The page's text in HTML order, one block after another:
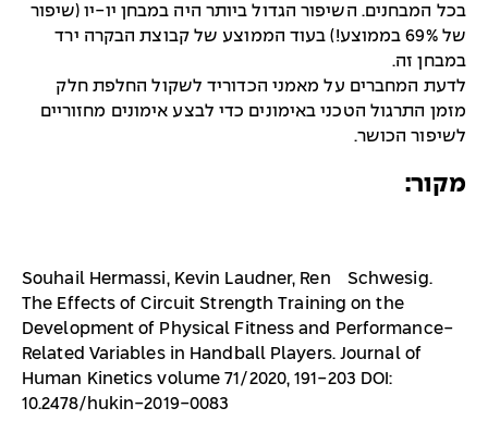
בכל המבחנים. השיפור הגדול ביותר היה במבחן יו-יו (שיפור
של 69% בממוצע!) בעוד הממוצע של קבוצת הבקרה ירד
במבחן זה.
לדעת המחברים על מאמני הכדוריד לשקול החלפת חלק
מזמן התרגול הטכני באימונים כדי לבצע אימונים מחזוריים
לשיפור הכושר.
מקור:
Souhail Hermassi, Kevin Laudner, René Schwesig.
The Effects of Circuit Strength Training on the
Development of Physical Fitness and Performance-
Related Variables in Handball Players. Journal of
Human Kinetics volume 71/2020, 191-203 DOI:
10.2478/hukin-2019-0083